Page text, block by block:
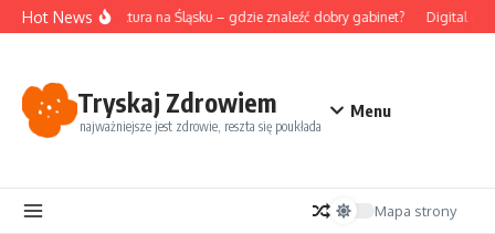
Przejdź do treści
Hot NewsAkupunktura na Śląsku – gdzie znaleźć dobry gabinet? Digital
Tryskaj Zdrowiem
najważniejsze jest zdrowie, reszta się poukłada
Menu
Mapa strony